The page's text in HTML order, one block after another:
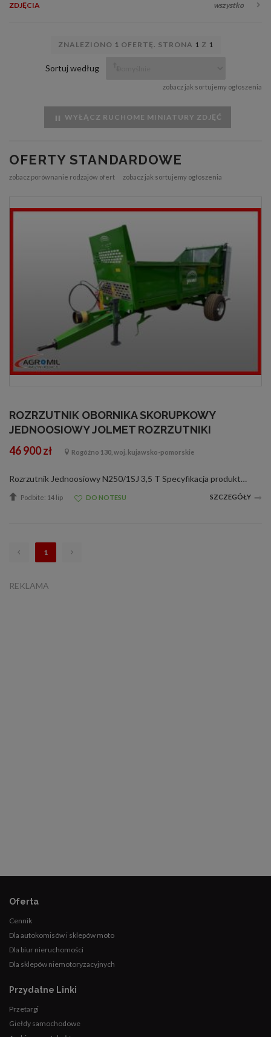
ZDJĘCIA wszystko
ZNALEZIONO 1 OFERTĘ. STRONA 1 Z 1
Sortuj według
zobacz jak sortujemy ogłoszenia
WYŁĄCZ RUCHOME MINIATURY ZDJĘĆ
OFERTY STANDARDOWE
zobacz porównanie rodzajów ofert zobacz jak sortujemy ogłoszenia
ROZRZUTNIK OBORNIKA SKORUPKOWY
JEDNOOSIOWY JOLMET ROZRZUTNIKI
46 900 zł Rogóźno 130, woj. kujawsko-pomorskie
Rozrzutnik Jednoosiowy N250/1SJ 3,5 T Specyfikacja produktu Wymiar skrzyni (dł./szer./wys.) [mm]:4000x1300x700 Objętość skrzyni ładunkowej [m3]:3,7 Ładowność:3,5 Powierzchnia ładowania [m2]:5,2 Rozmiar ogumienia:400/60-15.5 Adapter rozrzucaj
Podbite: 14 lip DO NOTESU SZCZEGÓŁY
1
REKLAMA
Oferta
Cennik
Dla autokomisów i sklepów moto
Dla biur nieruchomości
Dla sklepów niemotoryzacyjnych
Przydatne Linki
Przetargi
Giełdy samochodowe